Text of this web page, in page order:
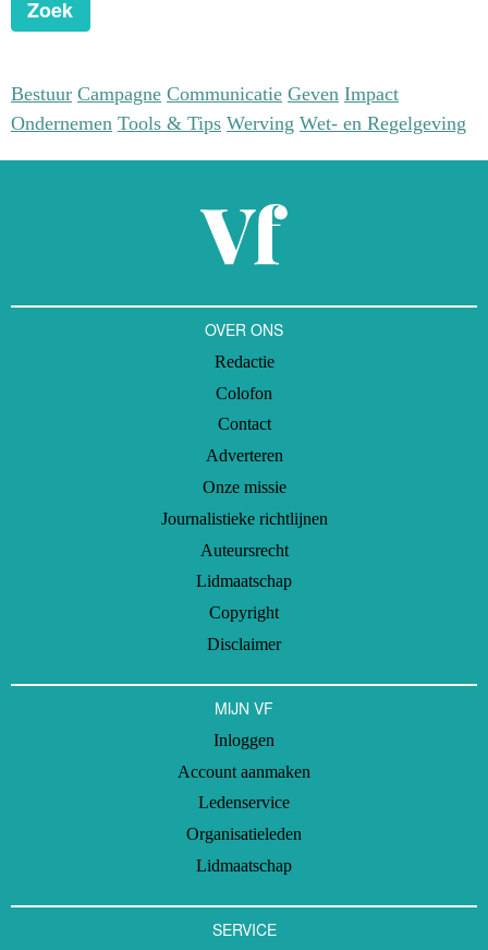
Zoek
Bestuur Campagne Communicatie Geven Impact
Ondernemen Tools & Tips Werving Wet- en Regelgeving
OVER ONS
Redactie
Colofon
Contact
Adverteren
Onze missie
Journalistieke richtlijnen
Auteursrecht
Lidmaatschap
Copyright
Disclaimer
MIJN VF
Inloggen
Account aanmaken
Ledenservice
Organisatieleden
Lidmaatschap
SERVICE